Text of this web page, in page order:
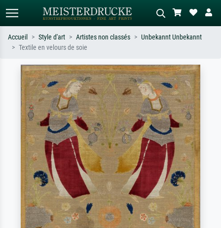
Recherchez par artiste, titre ou style –
ex. Monet, Nuit étoilée,
impressionnisme, vague de Hokusai,
nu.
Décrivez la scène – ex. prairie verte,
abstrait avec beaucoup de rouge,
tableau sombre, nu debout près d'un
arbre.
Accueil Style d'art Artistes non classés
Unbekannt Unbekannt
Textile en velours de soie